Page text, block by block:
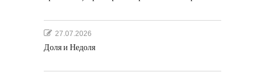
27.07.2026
Доля и Недоля